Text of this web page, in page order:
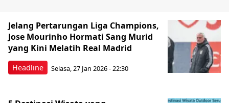
Headline
Jelang Pertarungan Liga Champions,
Jose Mourinho Hormati Sang Murid
yang Kini Melatih Real Madrid
Selasa, 27 Jan 2026 - 22:30